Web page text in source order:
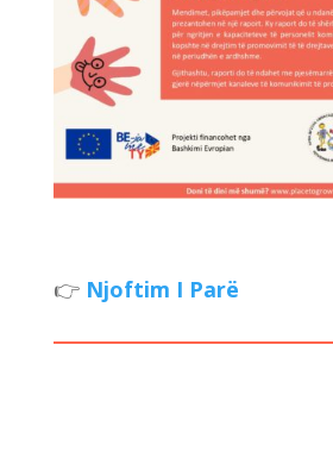
👉 Njoftim I Parë